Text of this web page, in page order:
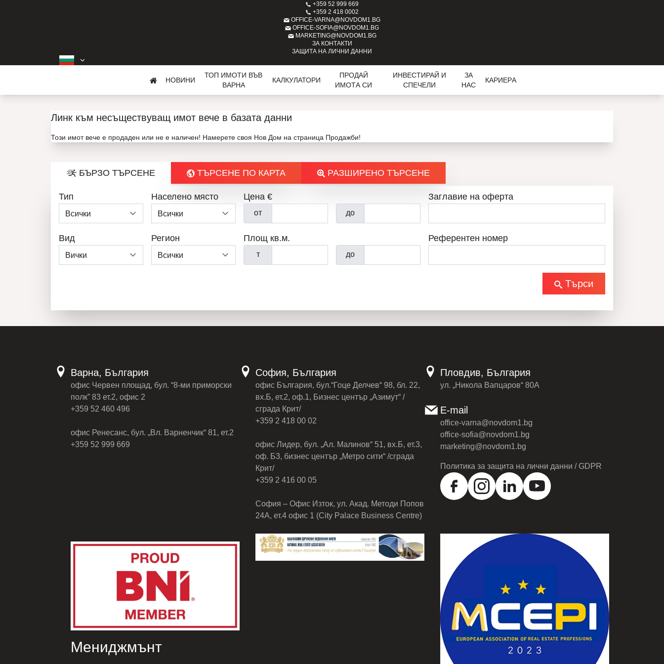
+359 52 999 669
+359 2 418 0002
OFFICE-VARNA@NOVDOM1.BG
OFFICE-SOFIA@NOVDOM1.BG
MARKETING@NOVDOM1.BG
ЗА КОНТАКТИ
ЗАЩИТА НА ЛИЧНИ ДАННИ
НОВИНИ
ТОП ИМОТИ ВЪВ
ВАРНА
КАЛКУЛАТОРИ
ПРОДАЙ
ИМОТА СИ
ИНВЕСТИРАЙ И
СПЕЧЕЛИ
ЗА
НАС
КАРИЕРA
Линк към несъществуващ имот вече в базата данни
Този имот вече е продаден или не е наличен! Намерете своя Нов Дом на страница Продажби!
БЪРЗО ТЪРСЕНЕ ТЪРСЕНЕ ПО КАРТА РАЗШИРЕНО ТЪРСЕНЕ
Тип Населено място
Вид Регион
Цена €
от до
Площ кв.м.
т до
Заглавие на оферта
Референтен номер
Търси
Варна, България
офис Червен площад, бул. “8-ми приморски
полк” 83 ет.2, офис 2
+359 52 460 496
офис Ренесанс, бул. „Вл. Варненчик“ 81, ет.2
+359 52 999 669
София, България
офис България, бул.“Гоце Делчев“ 98, бл. 22,
вх.Б, ет.2, оф.1, Бизнес център „Азимут“ /
сграда Крит/
+359 2 418 00 02
офис Лидер, бул. „Ал. Малинов“ 51, вх.Б, ет.3,
оф. Б3, бизнес център „Метро сити“ /сграда
Крит/
+359 2 416 00 05
София – Офис Изток, ул. Акад. Методи Попов
24А, ет.4 офис 1 (City Palace Business Centre)
Пловдив, България
ул. „Никола Вапцаров“ 80А
E-mail
office-varna@novdom1.bg
office-sofia@novdom1.bg
marketing@novdom1.bg
Политика за защита на лични данни / GDPR
Мениджмънт